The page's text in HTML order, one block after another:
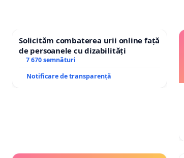
Solicităm combaterea urii online față
de persoanele cu dizabilități
7 670 semnături
Notificare de transparență